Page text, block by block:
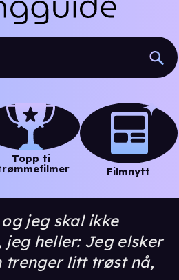
Topp ti
Filmnytt
jeg skal ikke
heller: Jeg elsker
trenger litt trøst nå,